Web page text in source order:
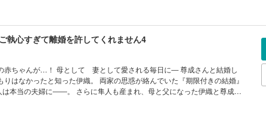
執心すぎて離婚を許してくれません4
んが…！ 母として 妻として愛される毎日に― 尊成さんと結婚し
はなかったと知った伊織。 両家の思惑が絡んでいた『期限付きの結婚』
は本当の夫婦に――。 さらに隼人も産まれ、母と父になった伊織と尊成。